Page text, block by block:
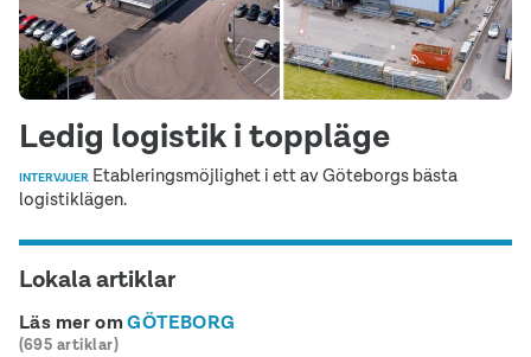
Ledig logistik i toppläge
INTERVJUER Etableringsmöjlighet i ett av Göteborgs bästa
logistiklägen.
Lokala artiklar
Läs mer omGÖTEBORG
(695 artiklar)